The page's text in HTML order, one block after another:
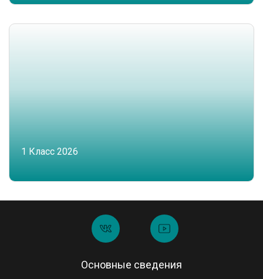
1 Класс 2026
Основные сведения